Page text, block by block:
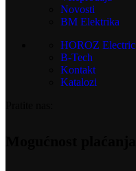
Novosti
BM Elektrika
HOROZ Electric
B-Tech
Kontakt
Katalozi